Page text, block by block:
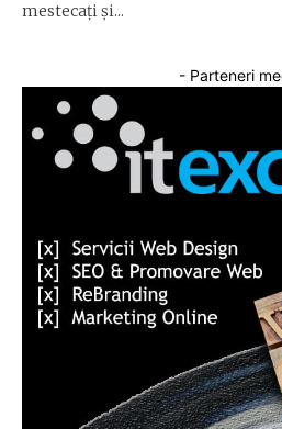
mestecați și...
- Parteneri